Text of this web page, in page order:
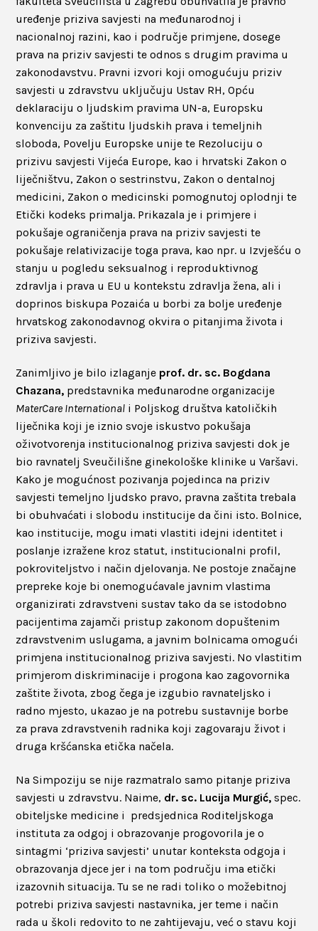
uređenje priziva savjesti na međunarodnoj i
nacionalnoj razini, kao i područje primjene, dosege
prava na priziv savjesti te odnos s drugim pravima u
zakonodavstvu. Pravni izvori koji omogućuju priziv
savjesti u zdravstvu uključuju Ustav RH, Opću
deklaraciju o ljudskim pravima UN-a, Europsku
konvenciju za zaštitu ljudskih prava i temeljnih
sloboda, Povelju Europske unije te Rezoluciju o
prizivu savjesti Vijeća Europe, kao i hrvatski Zakon o
liječništvu, Zakon o sestrinstvu, Zakon o dentalnoj
medicini, Zakon o medicinski pomognutoj oplodnji te
Etički kodeks primalja. Prikazala je i primjere i
pokušaje ograničenja prava na priziv savjesti te
pokušaje relativizacije toga prava, kao npr. u Izvješću o
stanju u pogledu seksualnog i reproduktivnog
zdravlja i prava u EU u kontekstu zdravlja žena, ali i
doprinos biskupa Pozaića u borbi za bolje uređenje
hrvatskog zakonodavnog okvira o pitanjima života i
priziva savjesti.
Zanimljivo je bilo izlaganje prof. dr. sc. Bogdana
Chazana, predstavnika međunarodne organizacije
MaterCare International i Poljskog društva katoličkih
liječnika koji je iznio svoje iskustvo pokušaja
oživotvorenja institucionalnog priziva savjesti dok je
bio ravnatelj Sveučilišne ginekološke klinike u Varšavi.
Kako je mogućnost pozivanja pojedinca na priziv
savjesti temeljno ljudsko pravo, pravna zaštita trebala
bi obuhvaćati i slobodu institucije da čini isto. Bolnice,
kao institucije, mogu imati vlastiti idejni identitet i
poslanje izražene kroz statut, institucionalni profil,
pokroviteljstvo i način djelovanja. Ne postoje značajne
prepreke koje bi onemogućavale javnim vlastima
organizirati zdravstveni sustav tako da se istodobno
pacijentima zajamči pristup zakonom dopuštenim
zdravstvenim uslugama, a javnim bolnicama omogući
primjena institucionalnog priziva savjesti. No vlastitim
primjerom diskriminacije i progona kao zagovornika
zaštite života, zbog čega je izgubio ravnateljsko i
radno mjesto, ukazao je na potrebu sustavnije borbe
za prava zdravstvenih radnika koji zagovaraju život i
druga kršćanska etička načela.
Na Simpoziju se nije razmatralo samo pitanje priziva
savjesti u zdravstvu. Naime, dr. sc. Lucija Murgić,spec.
obiteljske medicine i predsjednica Roditeljskoga
instituta za odgoj i obrazovanje progovorila je o
sintagmi ‘priziva savjesti’ unutar konteksta odgoja i
obrazovanja djece jer i na tom području ima etički
izazovnih situacija. Tu se ne radi toliko o možebitnoj
potrebi priziva savjesti nastavnika, jer teme i način
rada u školi redovito to ne zahtijevaju, već o stavu koji